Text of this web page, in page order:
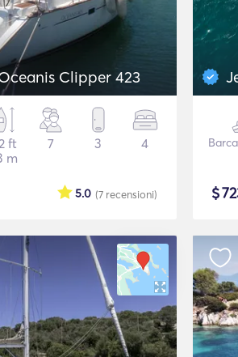
Clipper 423
ft
m
7 3 4
(7 recensioni)
5.0 $